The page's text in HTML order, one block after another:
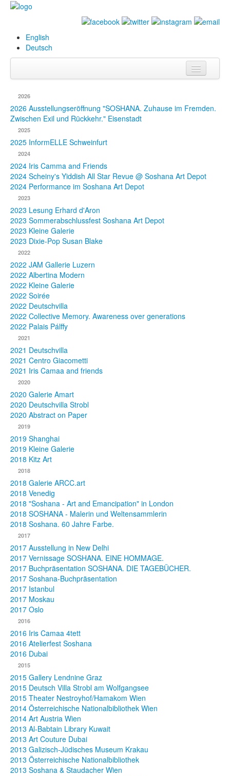
English
Deutsch
Biografie
Ausstellungen
& Projekte
Presse
Publikationen
Texte
Sammlungen
2026
2026 Ausstellungseröffnung "SOSHANA. Zuhause im Fremden.
Zwischen Exil und Rückkehr." Eisenstadt
2025
2025 InformELLE Schweinfurt
2024
2024 Iris Camma and Friends
2024 Scheiny's Yiddish All Star Revue @ Soshana Art Depot
2024 Performance im Soshana Art Depot
2023
2023 Lesung Erhard d'Aron
2023 Sommerabschlussfest Soshana Art Depot
2023 Kleine Galerie
2023 Dixie-Pop Susan Blake
2022
2022 JAM Gallerie Luzern
2022 Albertina Modern
2022 Kleine Galerie
2022 Soirée
2022 Deutschvilla
2022 Collective Memory. Awareness over generations
2022 Palais Pálffy
2021
2021 Deutschvilla
2021 Centro Giacometti
2021 Iris Camaa and friends
2020
2020 Galerie Amart
2020 Deutschvilla Strobl
2020 Abstract on Paper
2019
2019 Shanghai
2019 Kleine Galerie
2018 Kitz Art
2018
2018 Galerie ARCC.art
2018 Venedig
2018 "Soshana - Art and Emancipation" in London
2018 SOSHANA - Malerin und Weltensammlerin
2018 Soshana. 60 Jahre Farbe.
2017
2017 Ausstellung in New Delhi
2017 Vernissage SOSHANA. EINE HOMMAGE.
2017 Buchpräsentation SOSHANA. DIE TAGEBÜCHER.
2017 Soshana-Buchpräsentation
2017 Istanbul
2017 Moskau
2017 Oslo
2016
2016 Iris Camaa 4tett
2016 Atelierfest Soshana
2016 Dubai
2015
2015 Gallery Lendnine Graz
2015 Deutsch Villa Strobl am Wolfgangsee
2015 Theater Nestroyhof/Hamakom Wien
2014 Österreichische Nationalbibliothek Wien
2014 Art Austria Wien
2013 Al-Babtain Library Kuwait
2013 Art Couture Dubai
2013 Galizisch-Jüdisches Museum Krakau
2013 Österreichische Nationalbibliothek
2013 Soshana & Staudacher Wien